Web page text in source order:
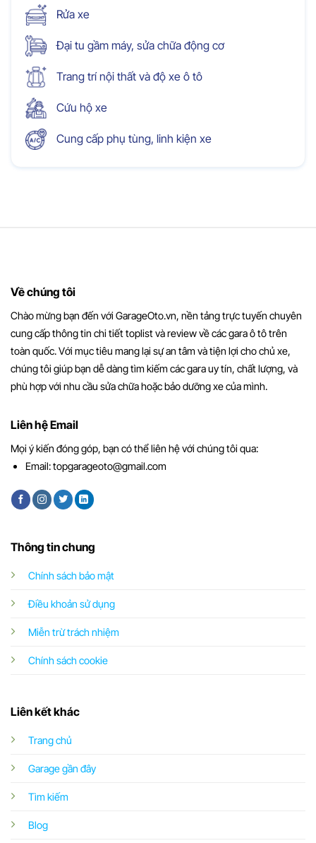
Rửa xe
Đại tu gầm máy, sửa chữa động cơ
Trang trí nội thất và độ xe ô tô
Cứu hộ xe
Cung cấp phụ tùng, linh kiện xe
Về chúng tôi
Chào mừng bạn đến với GarageOto.vn, nền tảng trực tuyến chuyên
cung cấp thông tin chi tiết toplist và review về các gara ô tô trên
toàn quốc. Với mục tiêu mang lại sự an tâm và tiện lợi cho chủ xe,
chúng tôi giúp bạn dễ dàng tìm kiếm các gara uy tín, chất lượng, và
phù hợp với nhu cầu sửa chữa hoặc bảo dưỡng xe của mình.
Thông tin chung
Chính sách bảo mật
Điều khoản sử dụng
Miễn trừ trách nhiệm
Chính sách cookie
Liên kết khác
Trang chủ
Garage gần đây
Tìm kiếm
Blog
Liên hệ Email
Mọi ý kiến đóng góp, bạn có thể liên hệ với chúng tôi qua:
Email:topgarageoto@gmail.com